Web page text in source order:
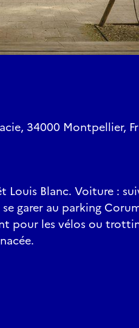
34000 Montpellier,
Louis Blanc. Voiture :
garer au parking
pour les vélos ou